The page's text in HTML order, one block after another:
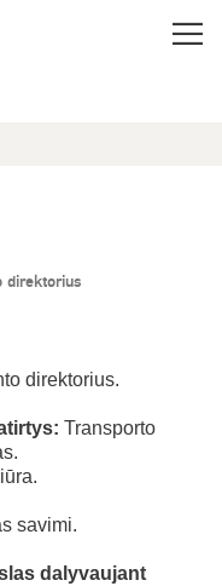
direktorius
direktorius.
Transporto
savimi.
dalyvaujant